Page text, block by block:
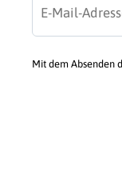
Mit dem Absenden